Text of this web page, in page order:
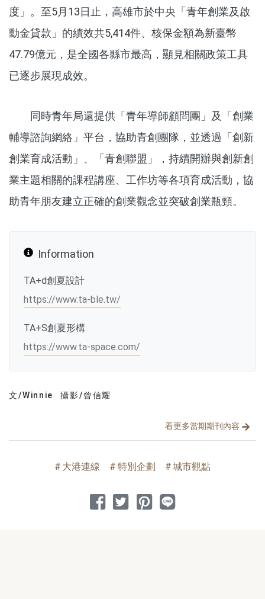
度」。至5月13日止，高雄市於中央「青年創業及啟
動金貸款」的績效共5,414件、核保金額為新臺幣
47.79億元，是全國各縣市最高，顯見相關政策工具
已逐步展現成效。
同時青年局還提供「青年導師顧問團」及「創業
輔導諮詢網絡」平台，協助青創團隊，並透過「創新
創業育成活動」、「青創聯盟」，持續開辦與創新創
業主題相關的課程講座、工作坊等各項育成活動，協
助青年朋友建立正確的創業觀念並突破創業瓶頸。
Information
TA+d創夏設計
https://www.ta-ble.tw/
TA+S創夏形構
https://www.ta-space.com/
文/Winnie 攝影/曾信耀
看更多當期期刊內容
大港連線 特別企劃 城市觀點
分享到 Facebook
分享到 Twitter
分享到 Pinterest
分享到 Line